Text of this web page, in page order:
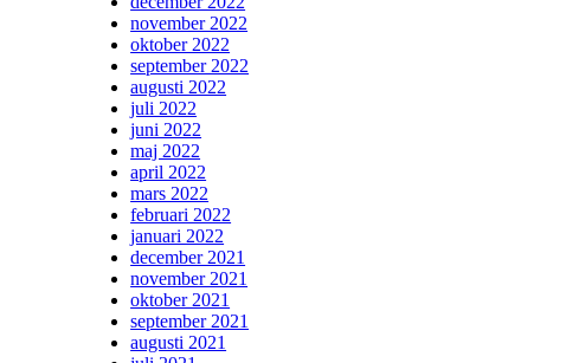
november 2022
oktober 2022
september 2022
augusti 2022
juli 2022
juni 2022
maj 2022
april 2022
mars 2022
februari 2022
januari 2022
december 2021
november 2021
oktober 2021
september 2021
augusti 2021